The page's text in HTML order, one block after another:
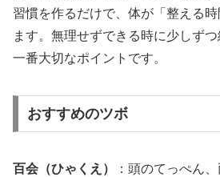
習慣を作るだけで、体が「整える
ます。無理せずできる時に少しずつ
一番大切なポイントです。
おすすめのツボ
百会（ひゃくえ）
：頭のてっぺん